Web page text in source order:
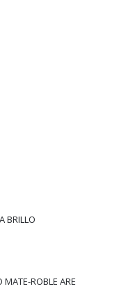
BRILLO
MATE-ROBLE ARE